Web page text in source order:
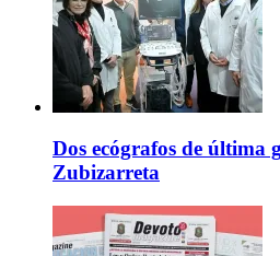
Dos ecógrafos de última
Zubizarreta